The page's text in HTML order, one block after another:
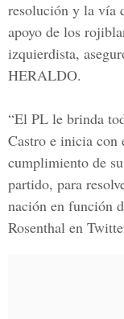
resolución y la vía
apoyo de los
izquierdista,
HERALDO.
“El PL le brinda
Castro e inicia con
cumplimiento de
partido, para
nación en función
Rosenthal en